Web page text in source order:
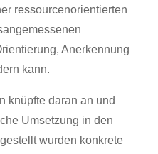
ressourcenorientierten
Anerkennung
kann.
knüpfte daran an und
Umsetzung in den
wurden konkrete